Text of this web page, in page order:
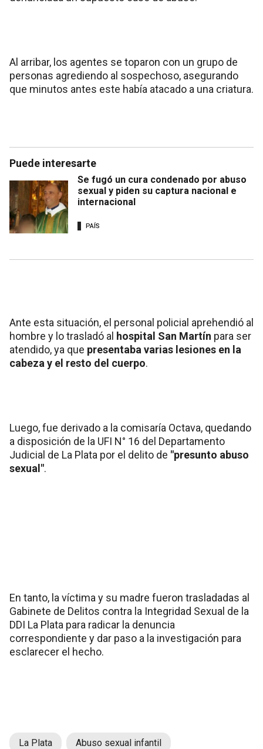
Al arribar, los agentes se toparon con un grupo de
personas agrediendo al sospechoso, asegurando
que minutos antes este había atacado a una criatura.
Puede interesarte
Se fugó un cura condenado por abuso
sexual y piden su captura nacional e
internacional
PAÍS
Ante esta situación, el personal policial aprehendió al
hombre y lo trasladó al hospital San Martín para ser
atendido, ya que presentaba varias lesiones en la
cabeza y el resto del cuerpo.
Luego, fue derivado a la comisaría Octava, quedando
a disposición de la UFI N° 16 del Departamento
Judicial de La Plata por el delito de "presunto abuso
sexual".
En tanto, la víctima y su madre fueron trasladadas al
Gabinete de Delitos contra la Integridad Sexual de la
DDI La Plata para radicar la denuncia
correspondiente y dar paso a la investigación para
esclarecer el hecho.
La Plata Abuso sexual infantil